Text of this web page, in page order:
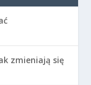
zmieniają się